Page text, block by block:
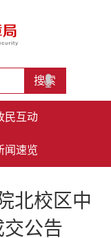
民互动
闻速览
北校区中
公告